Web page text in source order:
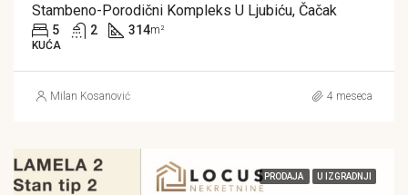
Stambeno-Porodični Kompleks U Ljubiću, Čačak
5 2 314m²
KUĆA
Milan Kosanović 4 meseca
PRODAJA U IZGRADNJI